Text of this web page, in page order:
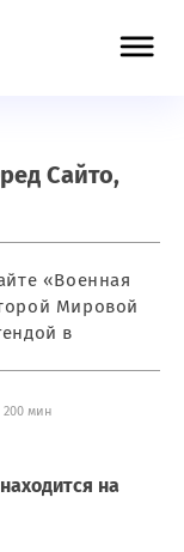
Сайто,
«Военная
Мировой
в
мин
на